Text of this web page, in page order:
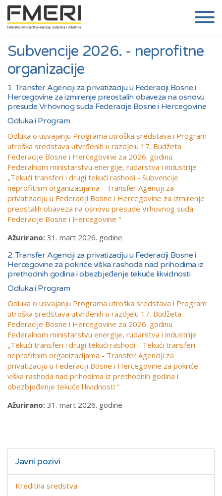
Subvencije 2026. - neprofitne
organizacije
1. Transfer Agenciji za privatizaciju u Federaciji Bosne i
Hercegovine za izmirenje preostalih obaveza na osnovu
presude Vrhovnog suda Federacije Bosne i Hercegovine
Odluka i Program
Odluka o usvajanju Programa utroška sredstava i Program
utroška sredstava utvrđenih u razdjelu 17. Budžeta
Federacije Bosne i Hercegovine za 2026. godinu
Federalnom ministarstvu energije, rudarstva i industrije
„Tekući transferi i drugi tekući rashodi - Subvencije
neprofitnim organizacijama - Transfer Agenciji za
privatizaciju u Federaciji Bosne i Hercegovine za izmirenje
preostalih obaveza na osnovu presude Vrhovnog suda
Federacije Bosne i Hercegovine “
Ažurirano: 31. mart 2026. godine
2. Transfer Agenciji za privatizaciju u Federaciji Bosne i
Hercegovine za pokriće viška rashoda nad prihodima iz
prethodnih godina i obezbjeđenje tekuće likvidnosti
Odluka i Program
Odluka o usvajanju Programa utroška sredstava i Program
utroška sredstava utvrđenih u razdjelu 17. Budžeta
Federacije Bosne i Hercegovine za 2026. godinu
Federalnom ministarstvu energije, rudarstva i industrije
„Tekući transferi i drugi tekući rashodi - Tekući transferi
neprofitnim organizacijama - Transfer Agenciji za
privatizaciju u Federaciji Bosne i Hercegovine za pokriće
viška rashoda nad prihodima iz prethodnih godina i
obezbjeđenje tekuće likvidnosti “
Ažurirano: 31. mart 2026. godine
Javni pozivi
Kreditna sredstva